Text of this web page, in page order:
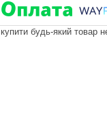
будь-який товар